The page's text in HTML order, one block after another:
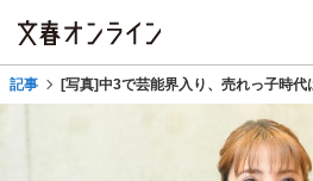
記事 [写真]中3で芸能界入り、売れっ子時